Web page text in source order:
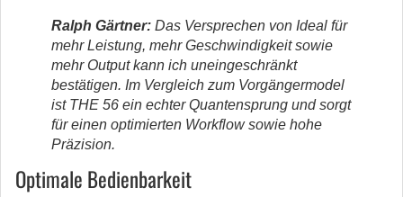
Ralph Gärtner: Das Versprechen von Ideal für
mehr Leistung, mehr Geschwindigkeit sowie
mehr Output kann ich uneingeschränkt
bestätigen. Im Vergleich zum Vorgängermodel
ist THE 56 ein echter Quantensprung und sorgt
für einen optimierten Workflow sowie hohe
Präzision.
Optimale Bedienbarkeit